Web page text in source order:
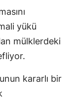
yükü
mülklerdeki
kararlı bir